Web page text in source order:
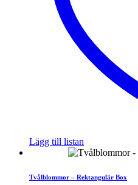
Lägg till listan
Tvålblommor – Rektangulär Box